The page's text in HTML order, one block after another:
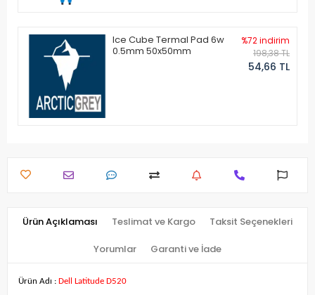
Ice Cube Termal Pad 6w
0.5mm 50x50mm
%72 indirim
198,38 TL
54,66 TL
Ürün Açıklaması Teslimat ve Kargo Taksit Seçenekleri
Yorumlar Garanti ve İade
Ürün Adı : Dell Latitude D520